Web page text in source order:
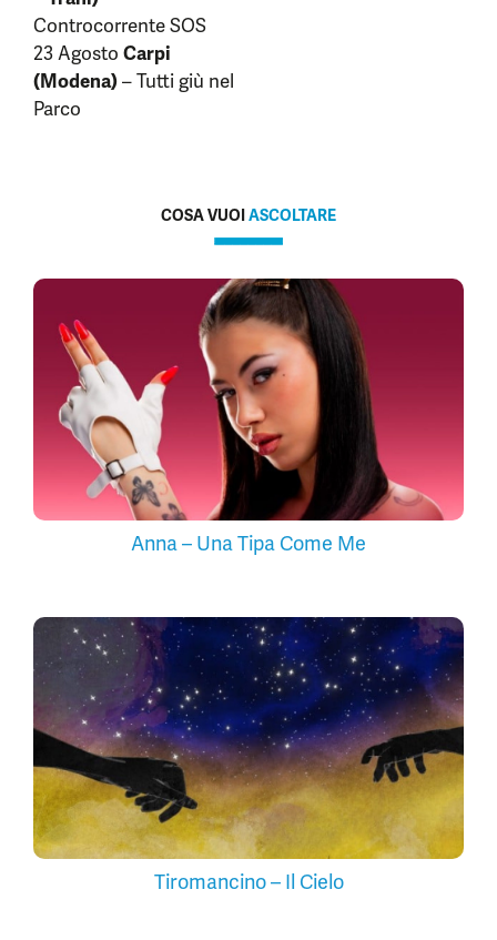
Controcorrente SOS
23 Agosto Carpi
(Modena)– Tutti giù nel
Parco
COSA VUOIASCOLTARE
Anna – Una Tipa Come Me
Tiromancino – Il Cielo